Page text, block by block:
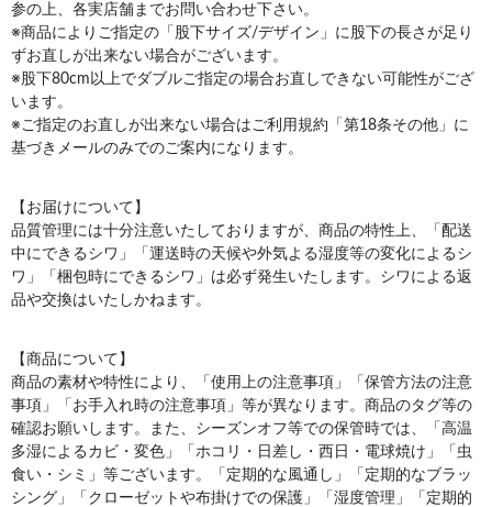
参の上、各実店舗までお問い合わせ下さい。
※商品によりご指定の「股下サイズ/デザイン」に股下の長さが足り
ずお直しが出来ない場合がございます。
※股下80cm以上でダブルご指定の場合お直しできない可能性がござ
います。
※ご指定のお直しが出来ない場合はご利用規約「第18条その他」に
基づきメールのみでのご案内になります。
【お届けについて】
品質管理には十分注意いたしておりますが、商品の特性上、「配送
中にできるシワ」「運送時の天候や外気よる湿度等の変化によるシ
ワ」「梱包時にできるシワ」は必ず発生いたします。シワによる返
品や交換はいたしかねます。
【商品について】
商品の素材や特性により、「使用上の注意事項」「保管方法の注意
事項」「お手入れ時の注意事項」等が異なります。商品のタグ等の
確認お願いします。また、シーズンオフ等での保管時では、「高温
多湿によるカビ・変色」「ホコリ・日差し・西日・電球焼け」「虫
食い・シミ」等ございます。「定期的な風通し」「定期的なブラッ
シング」「クローゼットや布掛けでの保護」「湿度管理」「定期的